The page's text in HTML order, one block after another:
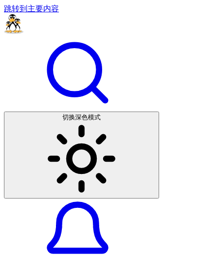
跳转到主要内容
切换深色模式